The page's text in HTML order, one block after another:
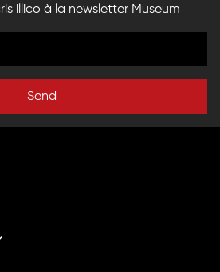
illico à la newsletter Museum
Send